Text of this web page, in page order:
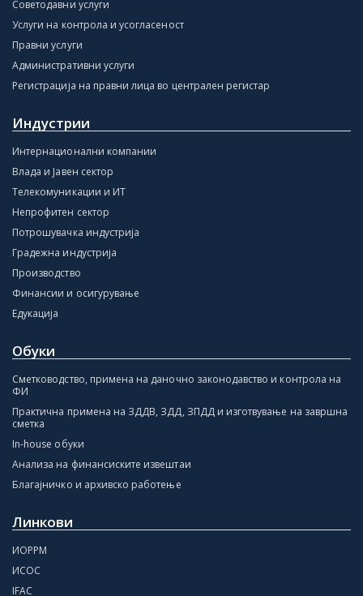
Советодавни услуги
Услуги на контрола и усогласеност
Правни услуги
Административни услуги
Регистрација на правни лица во централен регистар
Индустрии
Интернационални компании
Влада и Јавен сектор
Телекомуникации и ИТ
Непрофитен сектор
Потрошувачка индустрија
Градежна индустрија
Производство
Финансии и осигурување
Едукација
Обуки
Сметководство, примена на даночно законодавство и контрола на
ФИ
Практична примена на ЗДДВ, ЗДД, ЗПДД и изготвување на завршна
сметка
In-house обуки
Анализа на финансиските извештаи
Благајничко и архивско работење
Линкови
ИОРРМ
ИСОС
IFAC